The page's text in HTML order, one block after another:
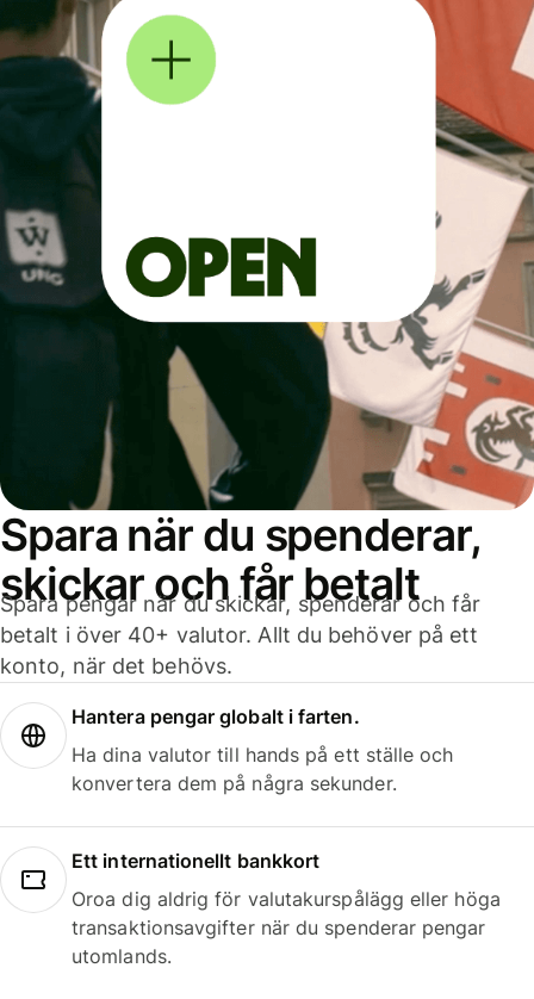
Spara när du spenderar,
skickar och får betalt
Spara pengar när du skickar, spenderar och får
betalt i över 40+ valutor. Allt du behöver på ett
konto, när det behövs.
Hantera pengar globalt i farten.
Ha dina valutor till hands på ett ställe och
konvertera dem på några sekunder.
Ett internationellt bankkort
Oroa dig aldrig för valutakurspålägg eller höga
transaktionsavgifter när du spenderar pengar
utomlands.